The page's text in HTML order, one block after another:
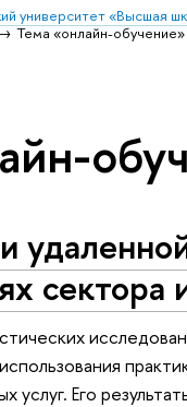
университет «Высшая
Тема «онлайн-обучение»
сектора
услуг. Его